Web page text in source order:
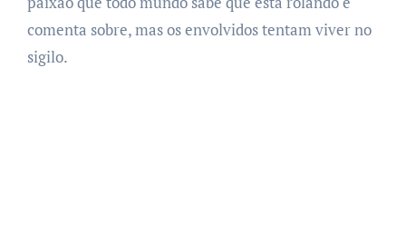
comenta sobre, mas os envolvidos tentam viver no
sigilo.